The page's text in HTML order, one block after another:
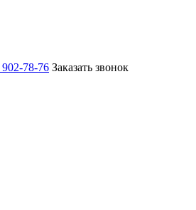
78-76 Заказать звонок